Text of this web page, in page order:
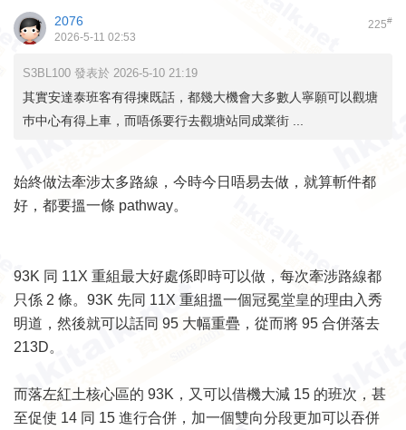
225#
2076
2026-5-11 02:53
S3BL100 發表於 2026-5-10 21:19
其實安達泰班客有得揀既話，都幾大機會大多數人寧願可以觀塘
巿中心有得上車，而唔係要行去觀塘站同成業街 ...
始終做法牽涉太多路線，今時今日唔易去做，就算斬件都
好，都要搵一條 pathway。
93K 同 11X 重組最大好處係即時可以做，每次牽涉路線都
只係 2 條。93K 先同 11X 重組搵一個冠冕堂皇的理由入秀
明道，然後就可以話同 95 大幅重疊，從而將 95 合併落去
213D。
而落左紅土核心區的 93K，又可以借機大減 15 的班次，甚
至促使 14 同 15 進行合併，加一個雙向分段更加可以吞併